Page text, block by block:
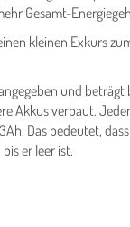
Gesamt-
kleinen Exkurs
und beträgt
Akkus verbaut.
Das bedeutet,
er leer ist.